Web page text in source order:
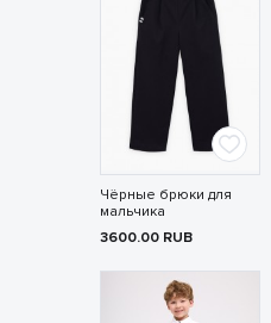
Чёрные брюки для
мальчика
3600.00 RUB